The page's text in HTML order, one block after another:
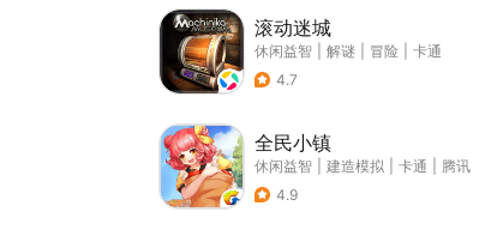
滚动迷城
休闲益智 解谜 冒险
卡通
4.7
全民小镇
休闲益智 建造模拟 卡通
腾讯
4.9